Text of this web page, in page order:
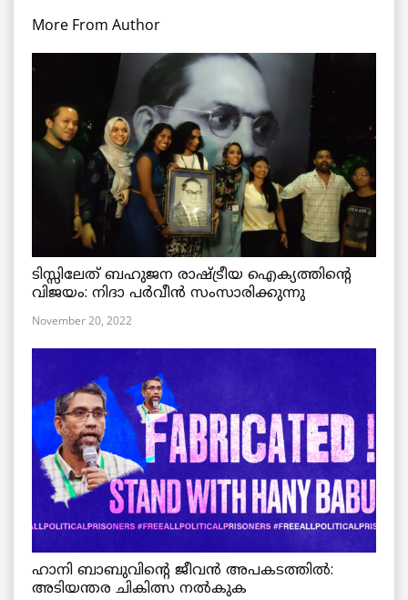
More From Author
ടിസ്സിലേത് ബഹുജന രാഷ്ട്രീയ ഐക്യത്തിന്റെ
വിജയം: നിദാ പർവീൻ സംസാരിക്കുന്നു
November 20, 2022
ഹാനി ബാബുവിന്റെ ജീവൻ അപകടത്തിൽ:
അടിയന്തര ചികിത്സ നൽകുക